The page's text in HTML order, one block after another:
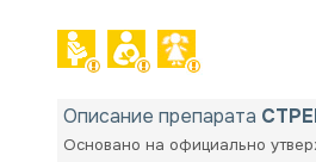
Описание препарата
Основано на официально